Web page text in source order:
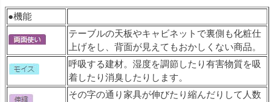
●機能
テーブルの天板やキャビネットで裏側も化粧仕
上げをし、背面が見えてもおかしくない商品。
呼吸する建材。湿度を調節したり有害物質を吸
着したり消臭したりします。
その字の通り家具が伸びたり縮んだりして人数